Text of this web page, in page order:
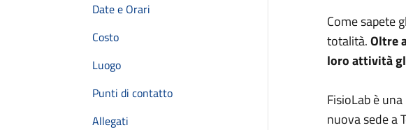
Date e Orari
Costo
Luogo
Punti di contatto
Allegati
Come sapete
totalità.Oltre
loro attività
FisioLab è
nuova sede a